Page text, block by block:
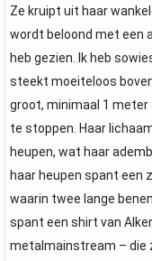
Ze kruipt uit haar
wordt beloond met een
heb gezien. Ik heb
steekt moeiteloos
groot, minimaal 1 meter
te stoppen. Haar
heupen, wat haar
haar heupen spant een
waarin twee lange
spant een shirt van
metalmainstream – die